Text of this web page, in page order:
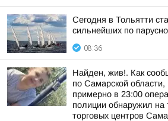
Сегодня в Тольятти
сильнейших по
08:36
Найден, жив!. Как
по Самарской области,
примерно в 23:00
полиции обнаружил на
торговых центров